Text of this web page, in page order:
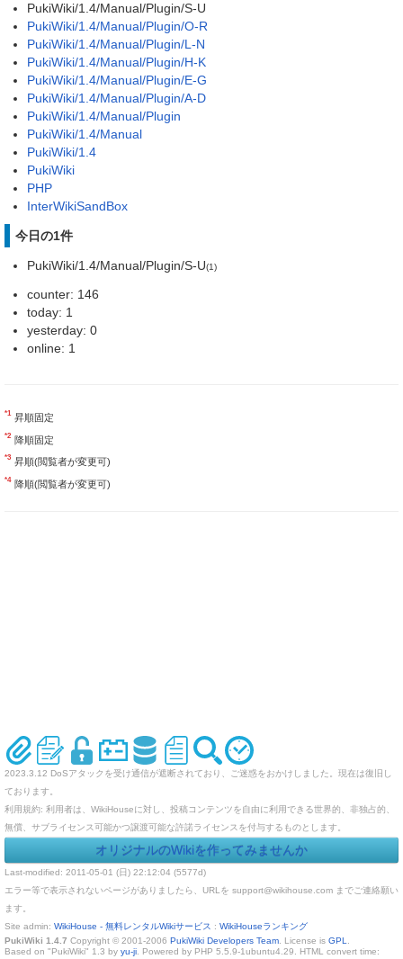
PukiWiki/1.4/Manual/Plugin/S-U
PukiWiki/1.4/Manual/Plugin/O-R
PukiWiki/1.4/Manual/Plugin/L-N
PukiWiki/1.4/Manual/Plugin/H-K
PukiWiki/1.4/Manual/Plugin/E-G
PukiWiki/1.4/Manual/Plugin/A-D
PukiWiki/1.4/Manual/Plugin
PukiWiki/1.4/Manual
PukiWiki/1.4
PukiWiki
PHP
InterWikiSandBox
今日の1件
PukiWiki/1.4/Manual/Plugin/S-U(1)
counter: 146
today: 1
yesterday: 0
online: 1
*1 昇順固定
*2 降順固定
*3 昇順(閲覧者が変更可)
*4 降順(閲覧者が変更可)
2023.3.12 DoSアタックを受け通信が遮断されており、ご迷惑をおかけしました。現在は復旧し
ております。
利用規約: 利用者は、WikiHouseに対し、投稿コンテンツを自由に利用できる世界的、非独占的、
無償、サブライセンス可能かつ譲渡可能な許諾ライセンスを付与するものとします。
オリジナルのWikiを作ってみませんか
Last-modified: 2011-05-01 (日) 22:12:04 (5577d)
エラー等で表示されないページがありましたら、URLを support@wikihouse.com までご連絡願い
ます。
Site admin: WikiHouse - 無料レンタルWikiサービス : WikiHouseランキング
PukiWiki 1.4.7 Copyright © 2001-2006 PukiWiki Developers Team . License is GPL
Based on "PukiWiki" 1.3 by yu-ji . Powered by PHP 5.5.9-1ubuntu4.29. HTML convert time: